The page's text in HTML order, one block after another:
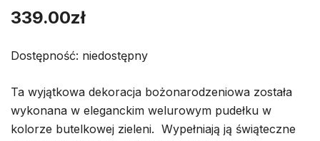
339.00zł
Dostępność: niedostępny
Ta wyjątkowa dekoracja bożonarodzeniowa została
wykonana w eleganckim welurowym pudełku w
kolorze butelkowej zieleni. Wypełniają ją świąteczne